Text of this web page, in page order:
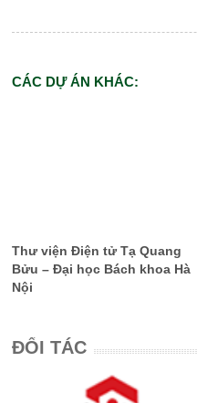
CÁC DỰ ÁN KHÁC:
Thư viện Điện tử Tạ Quang
Bửu – Đại học Bách khoa Hà
Nội
ĐỐI TÁC